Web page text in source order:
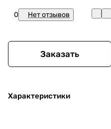
0 Нет отзывов
Заказать
Характеристики